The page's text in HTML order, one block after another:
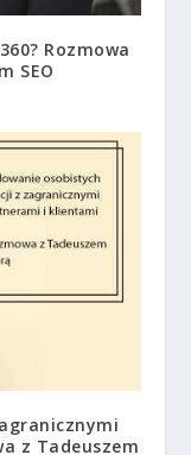
Rozmowa
SEO
z Tadeuszem